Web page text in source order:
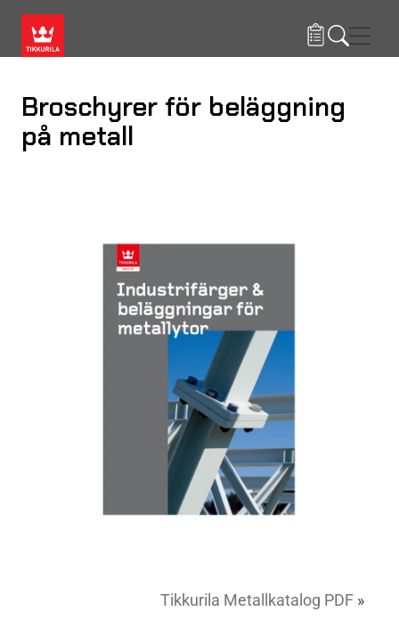
Broschyrer för beläggning
på metall
Tikkurila Metallkatalog PDF »